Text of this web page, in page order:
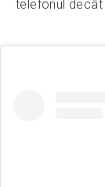
telefonul decât